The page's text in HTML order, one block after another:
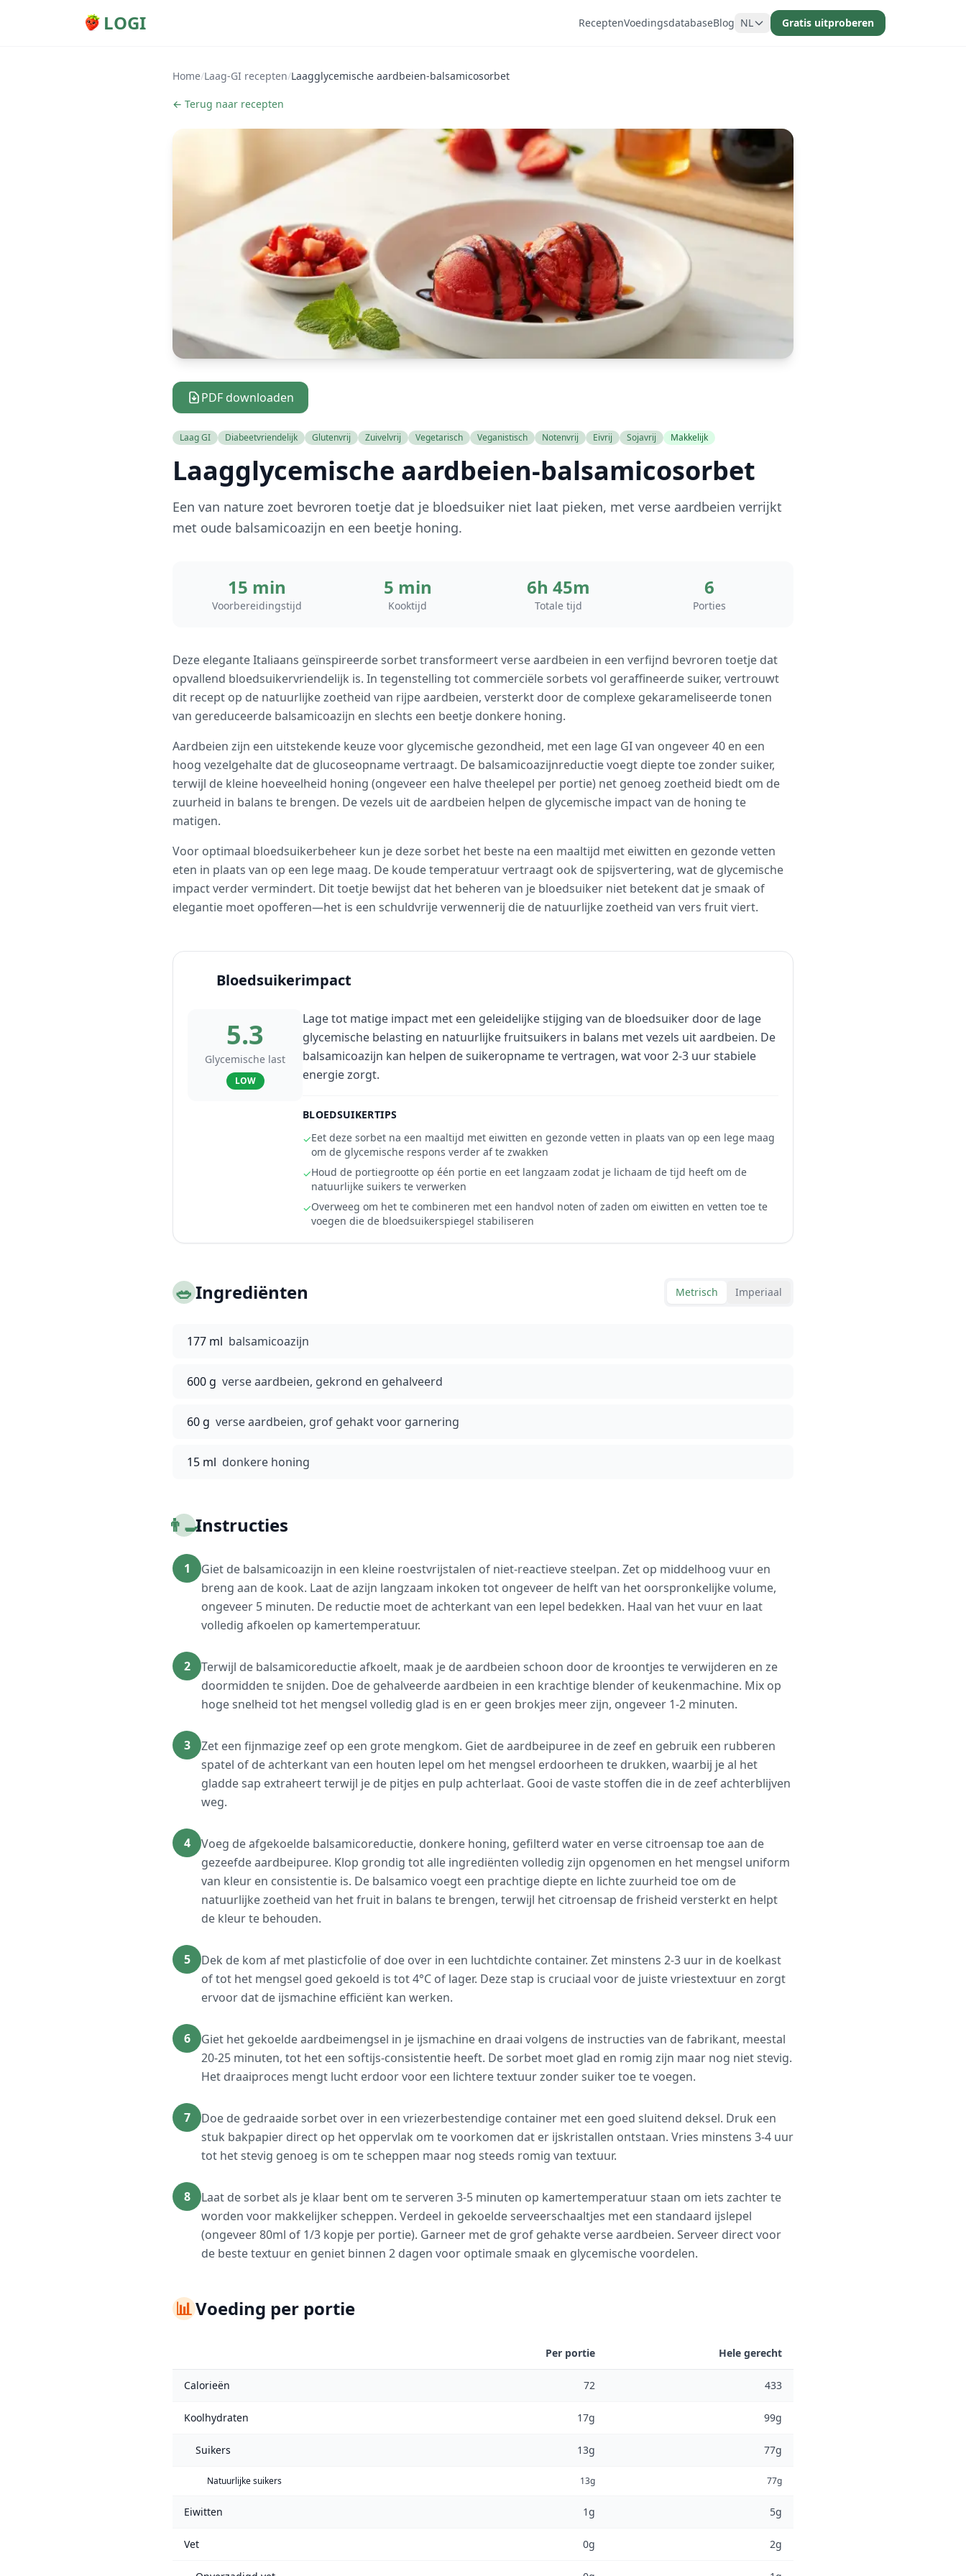
LOGI ReceptenVoedingsdatabaseBlog NL Gratis uitproberen
Home/Laag-GI recepten/Laagglycemische aardbeien-balsamicosorbet
← Terug naar recepten
PDF downloaden
Laag GI Diabeetvriendelijk Glutenvrij Zuivelvrij Vegetarisch Veganistisch Notenvrij Eivrij Sojavrij Makkelijk
Laagglycemische aardbeien-balsamicosorbet
Een van nature zoet bevroren toetje dat je bloedsuiker niet laat pieken, met verse aardbeien verrijkt
met oude balsamicoazijn en een beetje honing.
15 min
Voorbereidingstijd
5 min
Kooktijd
6h 45m
Totale tijd
6
Porties
Deze elegante Italiaans geïnspireerde sorbet transformeert verse aardbeien in een verfijnd bevroren toetje dat
opvallend bloedsuikervriendelijk is. In tegenstelling tot commerciële sorbets vol geraffineerde suiker, vertrouwt
dit recept op de natuurlijke zoetheid van rijpe aardbeien, versterkt door de complexe gekarameliseerde tonen
van gereduceerde balsamicoazijn en slechts een beetje donkere honing.
Aardbeien zijn een uitstekende keuze voor glycemische gezondheid, met een lage GI van ongeveer 40 en een
hoog vezelgehalte dat de glucoseopname vertraagt. De balsamicoazijnreductie voegt diepte toe zonder suiker,
terwijl de kleine hoeveelheid honing (ongeveer een halve theelepel per portie) net genoeg zoetheid biedt om de
zuurheid in balans te brengen. De vezels uit de aardbeien helpen de glycemische impact van de honing te
matigen.
Voor optimaal bloedsuikerbeheer kun je deze sorbet het beste na een maaltijd met eiwitten en gezonde vetten
eten in plaats van op een lege maag. De koude temperatuur vertraagt ook de spijsvertering, wat de glycemische
impact verder vermindert. Dit toetje bewijst dat het beheren van je bloedsuiker niet betekent dat je smaak of
elegantie moet opofferen—het is een schuldvrije verwennerij die de natuurlijke zoetheid van vers fruit viert.
Bloedsuikerimpact
5.3
Glycemische last
LOW
Lage tot matige impact met een geleidelijke stijging van de bloedsuiker door de lage
glycemische belasting en natuurlijke fruitsuikers in balans met vezels uit aardbeien. De
balsamicoazijn kan helpen de suikeropname te vertragen, wat voor 2-3 uur stabiele
energie zorgt.
BLOEDSUIKERTIPS
✓Eet deze sorbet na een maaltijd met eiwitten en gezonde vetten in plaats van op een lege maag
om de glycemische respons verder af te zwakken
✓Houd de portiegrootte op één portie en eet langzaam zodat je lichaam de tijd heeft om de
natuurlijke suikers te verwerken
✓Overweeg om het te combineren met een handvol noten of zaden om eiwitten en vetten toe te
voegen die de bloedsuikerspiegel stabiliseren
🥗Ingrediënten Metrisch Imperiaal
177 ml balsamicoazijn
600 g verse aardbeien, gekrond en gehalveerd
60 g verse aardbeien, grof gehakt voor garnering
15 ml donkere honing
👨‍🍳Instructies
1
Giet de balsamicoazijn in een kleine roestvrijstalen of niet-reactieve steelpan. Zet op middelhoog vuur en
breng aan de kook. Laat de azijn langzaam inkoken tot ongeveer de helft van het oorspronkelijke volume,
ongeveer 5 minuten. De reductie moet de achterkant van een lepel bedekken. Haal van het vuur en laat
volledig afkoelen op kamertemperatuur.
2
Terwijl de balsamicoreductie afkoelt, maak je de aardbeien schoon door de kroontjes te verwijderen en ze
doormidden te snijden. Doe de gehalveerde aardbeien in een krachtige blender of keukenmachine. Mix op
hoge snelheid tot het mengsel volledig glad is en er geen brokjes meer zijn, ongeveer 1-2 minuten.
3
Zet een fijnmazige zeef op een grote mengkom. Giet de aardbeipuree in de zeef en gebruik een rubberen
spatel of de achterkant van een houten lepel om het mengsel erdoorheen te drukken, waarbij je al het
gladde sap extraheert terwijl je de pitjes en pulp achterlaat. Gooi de vaste stoffen die in de zeef achterblijven
weg.
4
Voeg de afgekoelde balsamicoreductie, donkere honing, gefilterd water en verse citroensap toe aan de
gezeefde aardbeipuree. Klop grondig tot alle ingrediënten volledig zijn opgenomen en het mengsel uniform
van kleur en consistentie is. De balsamico voegt een prachtige diepte en lichte zuurheid toe om de
natuurlijke zoetheid van het fruit in balans te brengen, terwijl het citroensap de frisheid versterkt en helpt
de kleur te behouden.
5
Dek de kom af met plasticfolie of doe over in een luchtdichte container. Zet minstens 2-3 uur in de koelkast
of tot het mengsel goed gekoeld is tot 4°C of lager. Deze stap is cruciaal voor de juiste vriestextuur en zorgt
ervoor dat de ijsmachine efficiënt kan werken.
6
Giet het gekoelde aardbeimengsel in je ijsmachine en draai volgens de instructies van de fabrikant, meestal
20-25 minuten, tot het een softijs-consistentie heeft. De sorbet moet glad en romig zijn maar nog niet stevig.
Het draaiproces mengt lucht erdoor voor een lichtere textuur zonder suiker toe te voegen.
7
Doe de gedraaide sorbet over in een vriezerbestendige container met een goed sluitend deksel. Druk een
stuk bakpapier direct op het oppervlak om te voorkomen dat er ijskristallen ontstaan. Vries minstens 3-4 uur
tot het stevig genoeg is om te scheppen maar nog steeds romig van textuur.
8
Laat de sorbet als je klaar bent om te serveren 3-5 minuten op kamertemperatuur staan om iets zachter te
worden voor makkelijker scheppen. Verdeel in gekoelde serveerschaaltjes met een standaard ijslepel
(ongeveer 80ml of 1/3 kopje per portie). Garneer met de grof gehakte verse aardbeien. Serveer direct voor
de beste textuur en geniet binnen 2 dagen voor optimale smaak en glycemische voordelen.
📊Voeding per portie
Per portie Hele gerecht
Calorieën 72 433
Koolhydraten 17g 99g
Suikers 13g 77g
Natuurlijke suikers 13g 77g
Eiwitten 1g 5g
Vet 0g 2g